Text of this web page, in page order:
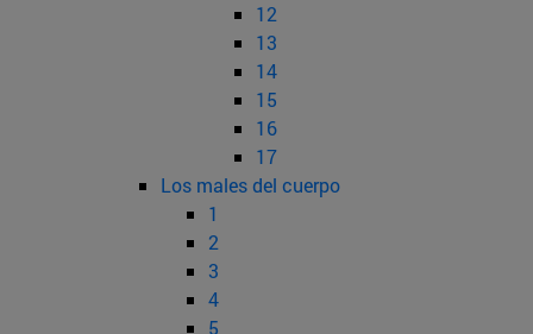
12
13
14
15
16
17
Los males del cuerpo
1
2
3
4
5